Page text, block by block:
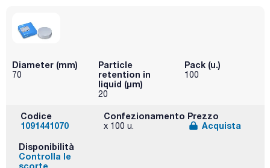
Diameter (mm)
70
Particle
retention in
liquid (μm)
20
Pack (u.)
100
Codice
1091441070
Confezionamento
x 100 u.
Prezzo
Acquista
Disponibilità
Controlla le
scorte